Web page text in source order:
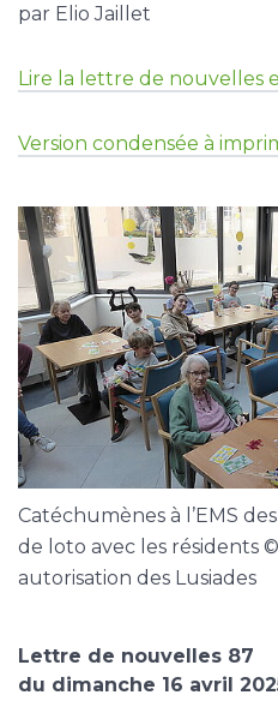
par Elio Jaillet
Lire la lettre de nouvelles
Version condensée à
Catéchumènes à l’EMS
de loto avec les résidents
autorisation des Lusiades
Lettre de nouvelles 87
du dimanche 16 avril